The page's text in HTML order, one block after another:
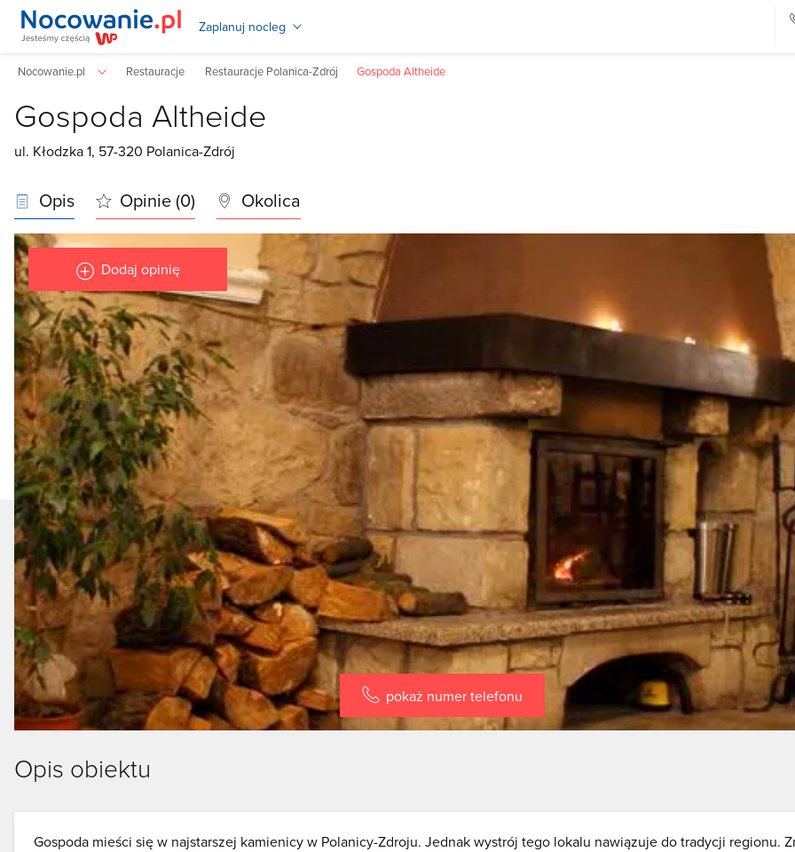
Zaplanuj nocleg
Nocowanie.pl Restauracje Restauracje Polanica-Zdrój Gospoda Altheide
Gospoda Altheide
ul. Kłodzka 1, 57-320 Polanica-Zdrój
Opis Opinie (0) Okolica
Dodaj opinię
pokaż numer telefonu
Opis obiektu
Gospoda mieści się w najstarszej kamienicy w Polanicy-Zdroju. Jednak wystrój tego lokalu nawiązuje do tradycji regionu.